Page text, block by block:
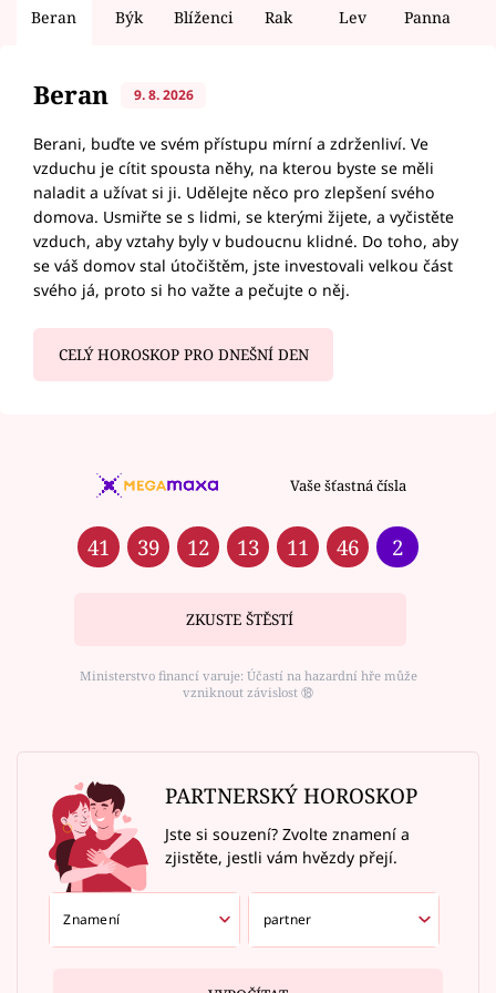
Beran Býk Blíženci Rak Lev Panna
Beran 9. 8. 2026
Berani, buďte ve svém přístupu mírní a zdrženliví. Ve
vzduchu je cítit spousta něhy, na kterou byste se měli
naladit a užívat si ji. Udělejte něco pro zlepšení svého
domova. Usmiřte se s lidmi, se kterými žijete, a vyčistěte
vzduch, aby vztahy byly v budoucnu klidné. Do toho, aby
se váš domov stal útočištěm, jste investovali velkou část
svého já, proto si ho važte a pečujte o něj.
CELÝ HOROSKOP PRO DNEŠNÍ DEN
Vaše šťastná čísla
41 39 12 13 11 46 2
ZKUSTE ŠTĚSTÍ
Ministerstvo financí varuje: Účastí na hazardní hře může
vzniknout závislost ⑱
PARTNERSKÝ HOROSKOP
Jste si souzení? Zvolte znamení a
zjistěte, jestli vám hvězdy přejí.